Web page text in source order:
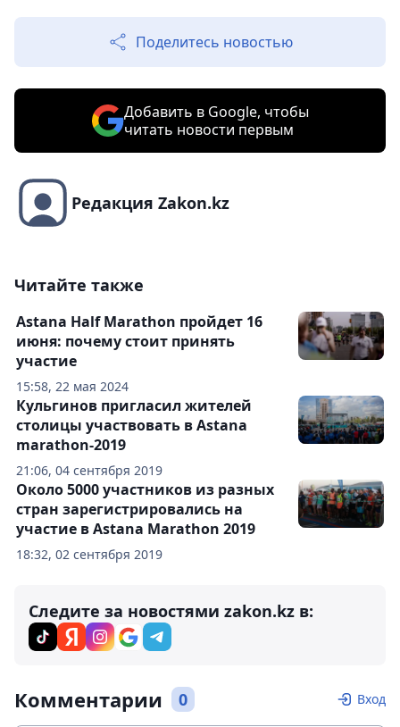
Поделитесь новостью
Добавить в Google, чтобы
читать новости первым
Редакция Zakon.kz
Читайте также
15:58, 22 мая 2024
Astana Half Marathon пройдет 16
июня: почему стоит принять
участие
21:06, 04 сентября 2019
Кульгинов пригласил жителей
столицы участвовать в Astana
marathon-2019
18:32, 02 сентября 2019
Около 5000 участников из разных
стран зарегистрировались на
участие в Astana Marathon 2019
Следите за новостями zakon.kz в:
Комментарии 0 Вход